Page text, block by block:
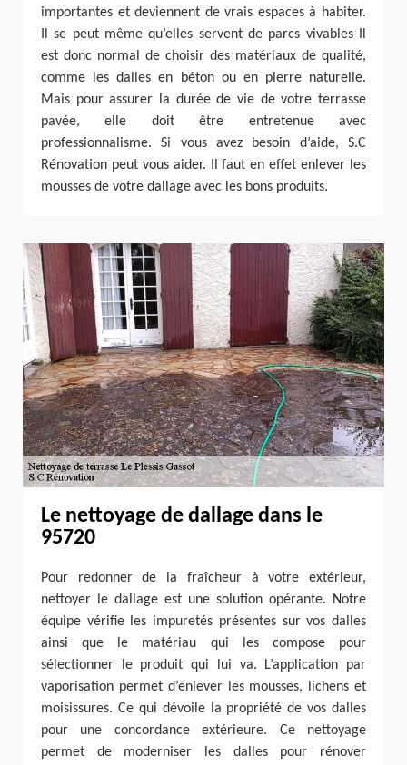
importantes et deviennent de vrais espaces à habiter.
Il se peut même qu’elles servent de parcs vivables Il
est donc normal de choisir des matériaux de qualité,
comme les dalles en béton ou en pierre naturelle.
Mais pour assurer la durée de vie de votre terrasse
pavée, elle doit être entretenue avec
professionnalisme. Si vous avez besoin d’aide, S.C
Rénovation peut vous aider. Il faut en effet enlever les
mousses de votre dallage avec les bons produits.
Le nettoyage de dallage dans le
95720
Pour redonner de la fraîcheur à votre extérieur,
nettoyer le dallage est une solution opérante. Notre
équipe vérifie les impuretés présentes sur vos dalles
ainsi que le matériau qui les compose pour
sélectionner le produit qui lui va. L’application par
vaporisation permet d’enlever les mousses, lichens et
moisissures. Ce qui dévoile la propriété de vos dalles
pour une concordance extérieure. Ce nettoyage
permet de moderniser les dalles pour rénover